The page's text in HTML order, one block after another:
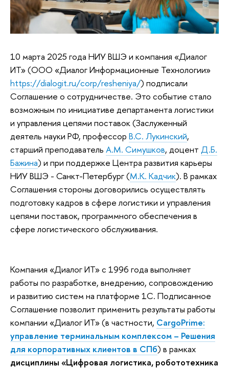
10 марта 2025 года НИУ ВШЭ и компания «Диалог
ИТ» (ООО «Диалог Информационные Технологии»
https://dialogit.ru/corp/resheniya/) подписали
Соглашение о сотрудничестве. Это событие стало
возможным по инициативе департамента логистики
и управления цепями поставок (Заслуженный
деятель науки РФ, профессор В.С. Лукинский,
старший преподаватель А.М. Симушков, доцент Д.Б.
Бажина) и при поддержке Центра развития карьеры
НИУ ВШЭ - Санкт-Петербург (М.К. Кадчик). В рамках
Соглашения стороны договорились осуществлять
подготовку кадров в сфере логистики и управления
цепями поставок, программного обеспечения в
сфере логистического обслуживания.
Компания «Диалог ИТ» с 1996 года выполняет
работы по разработке, внедрению, сопровождению
и развитию систем на платформе 1С. Подписанное
Соглашение позволит применить результаты работы
компании «Диалог ИТ» (в частности, CargoPrime:
управление терминальным комплексом – Решения
для корпоративных клиентов в СПб) в рамках
дисциплины «Цифровая логистика, робототехника